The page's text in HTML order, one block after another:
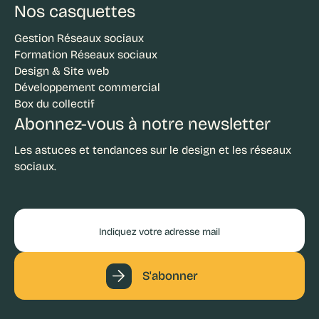
Nos casquettes
Gestion Réseaux sociaux
Formation Réseaux sociaux
Design & Site web
Développement commercial
Box du collectif
Abonnez-vous à notre newsletter
Les astuces et tendances sur le design et les réseaux
sociaux.